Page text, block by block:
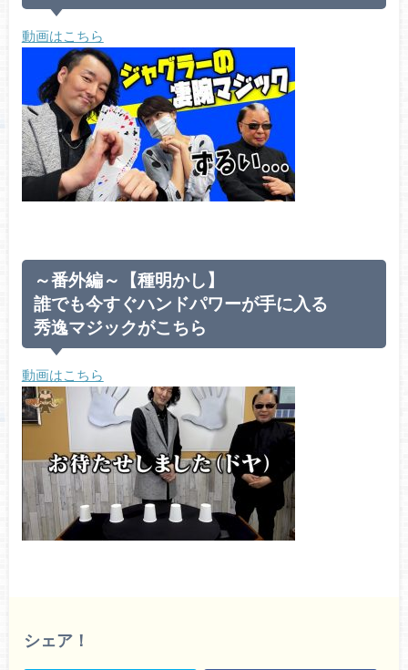
動画はこちら
～番外編～【種明かし】
誰でも今すぐハンドパワーが手に入る
秀逸マジックがこちら
動画はこちら
シェア！